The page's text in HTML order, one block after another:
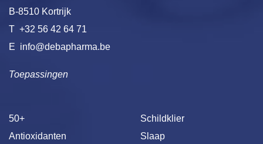
Toepassingen
50+
Antioxidanten
Schildklier
Slaap
B-8510 Kortrijk
T +32 56 42 64 71
E info@debapharma.be